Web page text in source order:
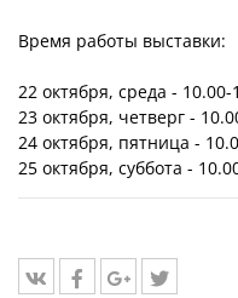
Время работы выставки:
22 октября, среда - 10.00-
23 октября, четверг -
24 октября, пятница -
25 октября, суббота -